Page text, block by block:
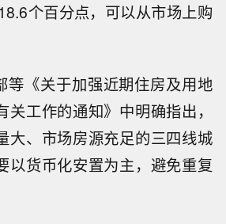
个百分点，可以从市场上购
等《关于加强近期住房及用地
工作的通知》中明确指出，
大、市场房源充足的三四线城
以货币化安置为主，避免重复